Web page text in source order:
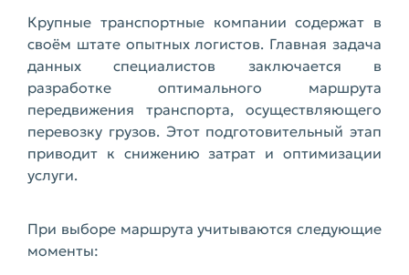
Крупные транспортные компании содержат в
своём штате опытных логистов. Главная задача
данных специалистов заключается в
разработке оптимального маршрута
передвижения транспорта, осуществляющего
перевозку грузов. Этот подготовительный этап
приводит к снижению затрат и оптимизации
услуги.
При выборе маршрута учитываются следующие
моменты: